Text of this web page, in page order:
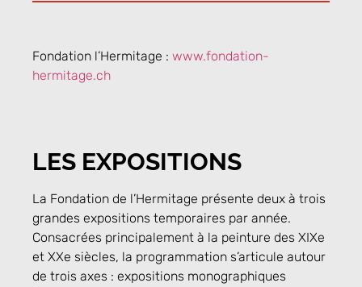
Fondation l’Hermitage : www.fondation-
hermitage.ch
LES EXPOSITIONS
La Fondation de l’Hermitage présente deux à trois
grandes expositions temporaires par année.
Consacrées principalement à la peinture des XIXe
et XXe siècles, la programmation s’articule autour
de trois axes : expositions monographiques